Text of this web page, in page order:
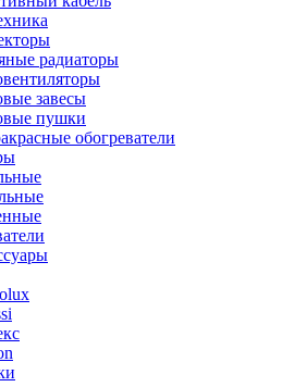
радиаторы
завесы
пушки
обогреватели